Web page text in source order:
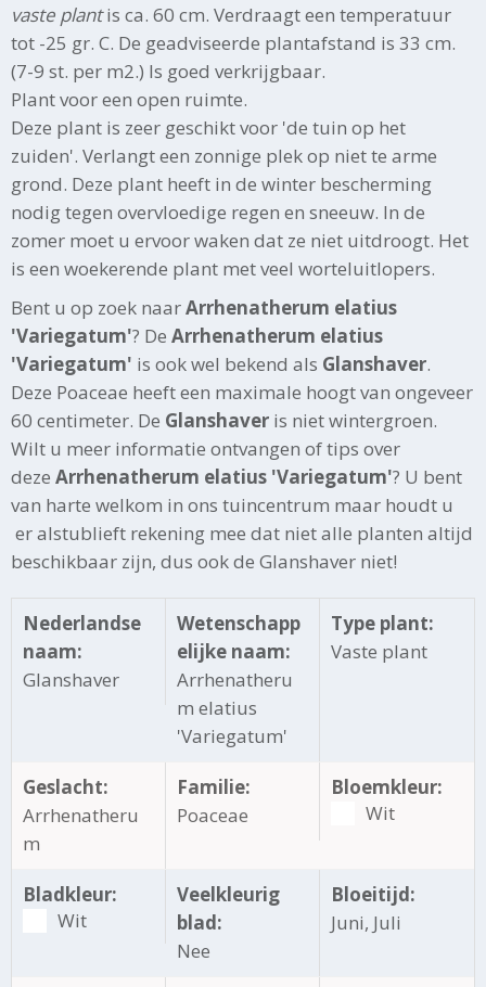
vaste plantis ca. 60 cm. Verdraagt een temperatuur
tot -25 gr. C. De geadviseerde plantafstand is 33 cm.
(7-9 st. per m2.) Is goed verkrijgbaar.
Plant voor een open ruimte.
Deze plant is zeer geschikt voor 'de tuin op het
zuiden'. Verlangt een zonnige plek op niet te arme
grond. Deze plant heeft in de winter bescherming
nodig tegen overvloedige regen en sneeuw. In de
zomer moet u ervoor waken dat ze niet uitdroogt. Het
is een woekerende plant met veel worteluitlopers.
Bent u op zoek naarArrhenatherum elatius
'Variegatum'? De Arrhenatherum elatius
'Variegatum' is ook wel bekend als Glanshaver.
Deze Poaceae heeft een maximale hoogt van ongeveer
60 centimeter. De Glanshaver is niet wintergroen.
Wilt u meer informatie ontvangen of tips over
deze Arrhenatherum elatius 'Variegatum'? U bent
van harte welkom in ons tuincentrum maar houdt u
er alstublieft rekening mee dat niet alle planten altijd
beschikbaar zijn, dus ook de Glanshaver niet!
Nederlandse
naam:
Glanshaver
Wetenschapp
elijke naam:
Arrhenatheru
m elatius
'Variegatum'
Type plant:
Vaste plant
Geslacht:
Arrhenatheru
m
Familie:
Poaceae
Bloemkleur:
Wit
Bladkleur:
Wit
Veelkleurig
blad:
Nee
Bloeitijd:
Juni, Juli